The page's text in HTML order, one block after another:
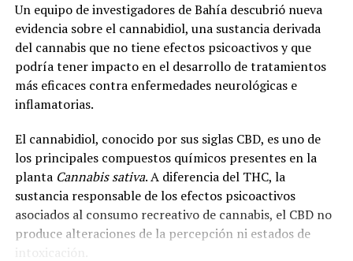
Un equipo de investigadores de Bahía descubrió nueva
evidencia sobre el cannabidiol, una sustancia derivada
del cannabis que no tiene efectos psicoactivos y que
podría tener impacto en el desarrollo de tratamientos
más eficaces contra enfermedades neurológicas e
inflamatorias.
El cannabidiol, conocido por sus siglas CBD, es uno de
los principales compuestos químicos presentes en la
planta Cannabis sativa. A diferencia del THC, la
sustancia responsable de los efectos psicoactivos
asociados al consumo recreativo de cannabis, el CBD no
produce alteraciones de la percepción ni estados de